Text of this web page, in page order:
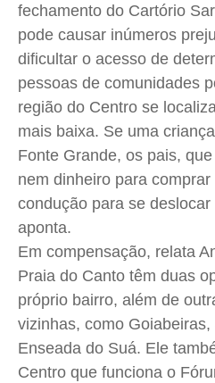
fechamento do Cartório
pode causar inúmeros
dificultar o acesso de
pessoas de comunidades
região do Centro se
mais baixa. Se uma
Fonte Grande, os pais,
nem dinheiro para
condução para se deslocar
aponta.
Em compensação, relata
Praia do Canto têm duas
próprio bairro, além de
vizinhas, como
Enseada do Suá. Ele
Centro que funciona o